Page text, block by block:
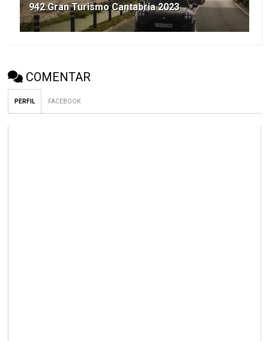
942 Gran Turismo Cantabria 2023
COMENTAR
PERFIL FACEBOOK